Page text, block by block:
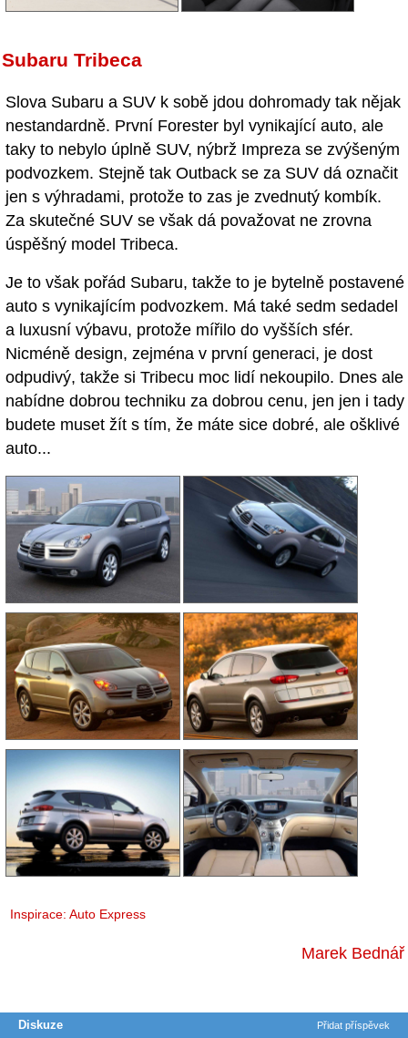
Subaru Tribeca
Slova Subaru a SUV k sobě jdou dohromady tak nějak
nestandardně. První Forester byl vynikající auto, ale
taky to nebylo úplně SUV, nýbrž Impreza se zvýšeným
podvozkem. Stejně tak Outback se za SUV dá označit
jen s výhradami, protože to zas je zvednutý kombík.
Za skutečné SUV se však dá považovat ne zrovna
úspěšný model Tribeca.
Je to však pořád Subaru, takže to je bytelně postavené
auto s vynikajícím podvozkem. Má také sedm sedadel
a luxusní výbavu, protože mířilo do vyšších sfér.
Nicméně design, zejména v první generaci, je dost
odpudivý, takže si Tribecu moc lidí nekoupilo. Dnes ale
nabídne dobrou techniku za dobrou cenu, jen jen i tady
budete muset žít s tím, že máte sice dobré, ale ošklivé
auto...
Inspirace: Auto Express
Marek Bednář
Diskuze
Přidat příspěvek